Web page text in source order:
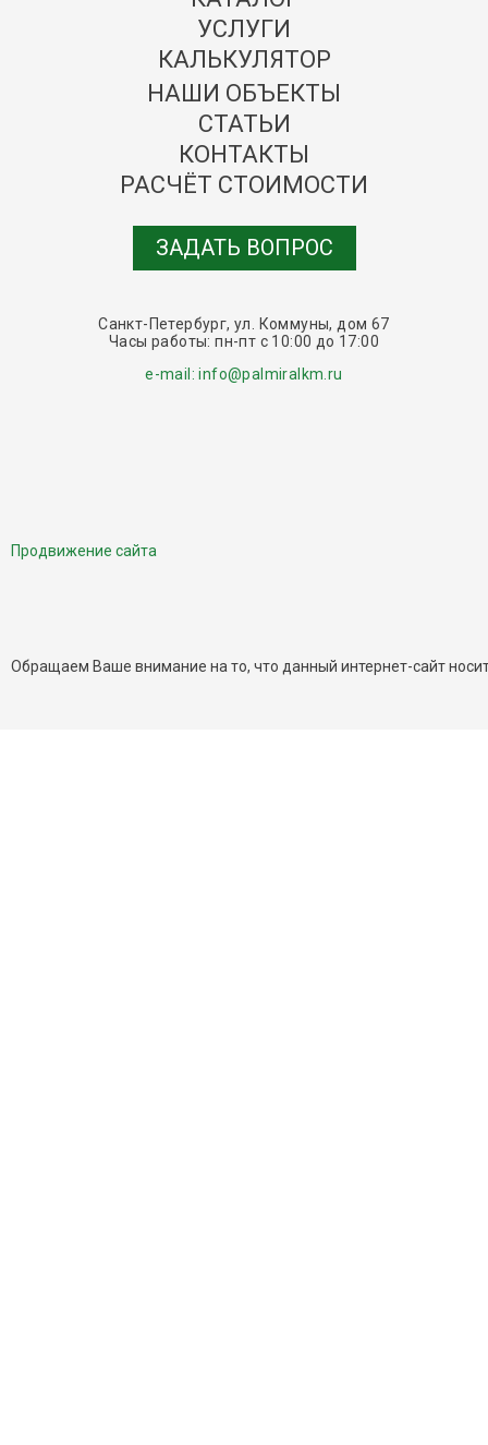
УСЛУГИ
КАЛЬКУЛЯТОР
НАШИ ОБЪЕКТЫ
СТАТЬИ
КОНТАКТЫ
РАСЧЁТ СТОИМОСТИ
ЗАДАТЬ ВОПРОС
Санкт-Петербург, ул. Коммуны, дом 67
Часы работы: пн-пт c 10:00 до 17:00
e-mail: info@palmiralkm.ru
Продвижение сайта
Обращаем Ваше внимание на то, что данный интернет-сайт